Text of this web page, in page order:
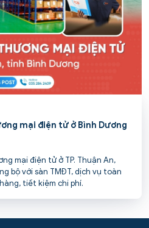
mại điện tử ở Bình Dương
mại điện tử ở TP. Thuận An,
bộ với sàn TMĐT, dịch vụ toàn
tiết kiệm chi phí.